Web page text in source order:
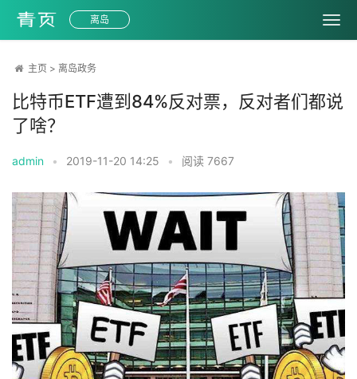
离岛
主页 > 离岛政务
比特币ETF遭到84%反对票，反对者们都说
了啥？
admin • 2019-11-20 14:25 • 阅读 7667